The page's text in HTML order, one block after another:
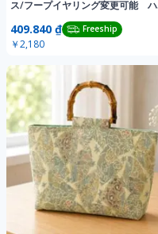
ス/フープイヤリング変更可能 ハ
409.840 ₫ Freeship
￥2,180